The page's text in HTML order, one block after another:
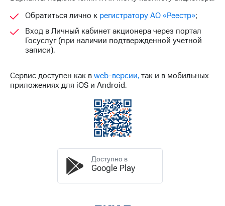
акционеров
кабинет
акционера
Акционерный
Контроль
и
аудит
приобретения
Порядок
Дивиденды
Обратиться лично к регистратору АО «Реестр»;
Вход в Личный кабинет акционера через портал
Госуслуг (при наличии подтвержденной учетной
записи).
Сервис доступен как вweb-версии,так и в мобильных
приложениях для iOS и Android.
Доступно в
Google Play